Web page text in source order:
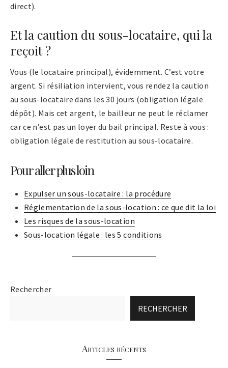
direct).
Et la caution du sous-locataire, qui la
reçoit ?
Vous (le locataire principal), évidemment. C’est votre
argent. Si résiliation intervient, vous rendez la caution
au sous-locataire dans les 30 jours (obligation légale
dépôt). Mais cet argent, le bailleur ne peut le réclamer
car ce n’est pas un loyer du bail principal. Reste à vous :
obligation légale de restitution au sous-locataire.
Pour aller plus loin
Expulser un sous-locataire : la procédure
Réglementation de la sous-location : ce que dit la loi
Les risques de la sous-location
Sous-location légale : les 5 conditions
Rechercher
RECHERCHER
Articles récents